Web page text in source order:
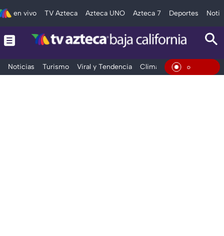
en vivo TV Azteca Azteca UNO Azteca 7 Deportes
Noticias Turismo Viral y Tendencia Clima Deportes En